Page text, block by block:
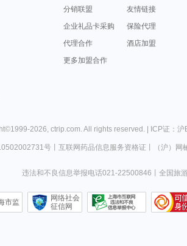
分销联盟
友情链接
企业礼品卡采购
保险代理
代理合作
酒店加盟
更多加盟合作
1999-2026 ctrip.com . All rights reserved. | ICP证：
号丨 互联网药品信息服务资格证 （沪）
违法和不良信息举报电话021-22500846 全国旅
市监
网络社会
征信网